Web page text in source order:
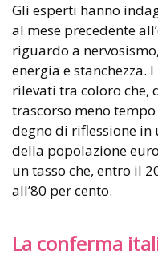
Gli esperti hanno
al mese precedente
riguardo a
energia e stanchezza.
rilevati tra coloro che,
trascorso meno
degno di riflessione in
della popolazione
un tasso che, entro il
all’80 per cento.
La conferma